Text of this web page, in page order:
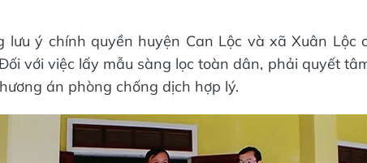
lưu ý chính quyền huyện Can Lộc và xã Xuân Lộc
với việc lấy mẫu sàng lọc toàn dân, phải quyết
án phòng chống dịch hợp lý.